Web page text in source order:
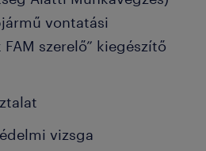
vontatási
szerelő” kiegészítő
vizsga